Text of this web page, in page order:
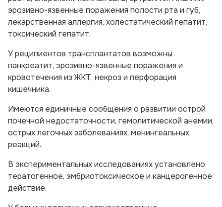
эрозивно-язвенные поражения полости рта и губ,
лекарственная аллергия, холестатический гепатит,
токсический гепатит.
У реципиентов трансплантатов возможны
панкреатит, эрозивно-язвенные поражения и
кровотечения из ЖКТ, некроз и перфорация
кишечника.
Имеются единичные сообщения о развитии острой
почечной недостаточности, гемолитической анемии,
острых легочных заболеваниях, менингеальных
реакций.
В экспериментальных исследованиях установлено
тератогенное, эмбриотоксическое и канцерогенное
действие.